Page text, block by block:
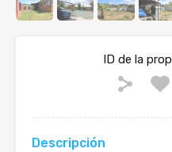
ID de la
Descripción